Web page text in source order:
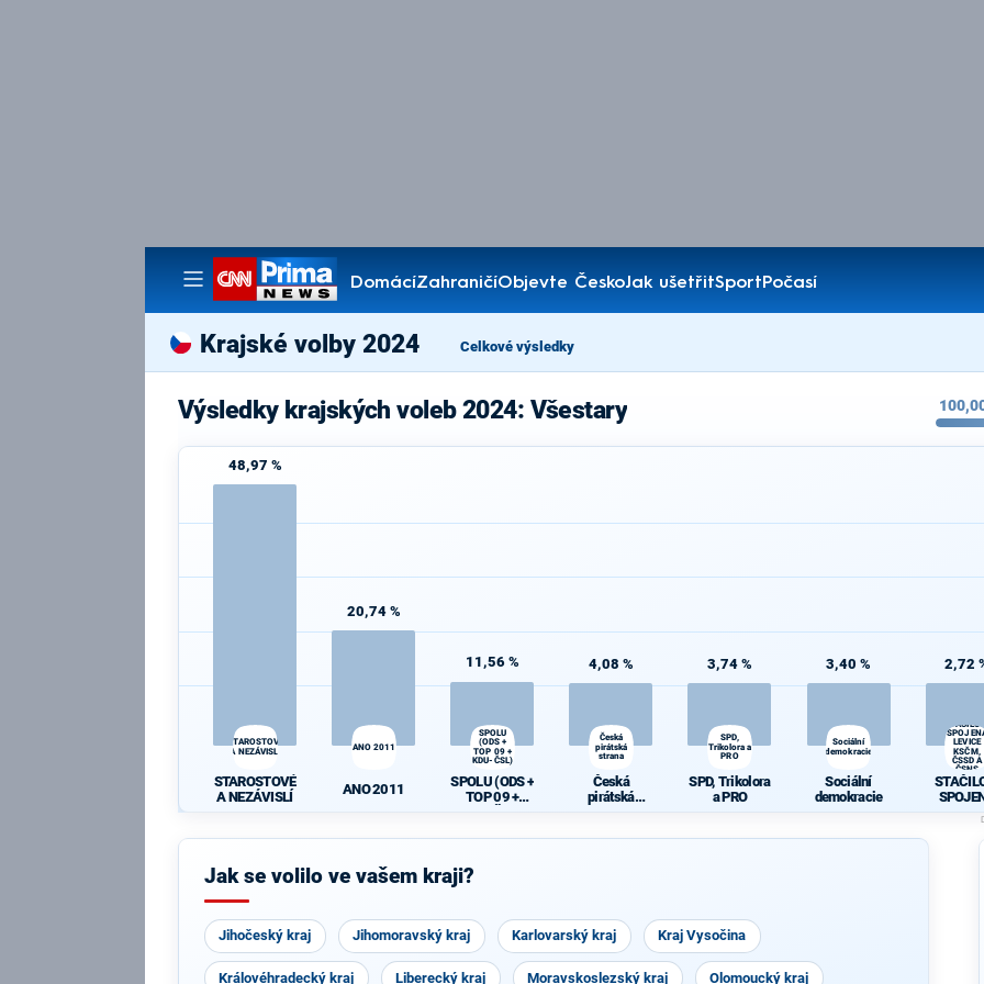
DomácíZahraničíObjevte ČeskoJak ušetřitSportPočasí
Pořady
Krajské volby 2024 Celkové výsledky
Výsledky krajských voleb 2024: Všestary
48,97 %
STAROSTOVÉ
A NEZÁVISLÍ
STAROSTOVÉ
A NEZÁVISLÍ
20,74 %
ANO 2011
ANO 2011
11,56 %
SPOLU
(ODS +
TOP 09 +
KDU-ČSL)
SPOLU (ODS +
TOP 09 +
4,08 %
Česká
pirátská
strana
Česká
pirátská
3,74 %
SPD,
Trikolora a
PRO
SPD, Trikolora
a PRO
3,40 %
Sociální
demokracie
Sociální
demokracie
2,72
STAČILO! -
LEVICE
KSČM,
ČSSD A
ČSNS
KSČM,
A
Jak se volilo ve vašem kraji?
Jihočeský kraj Jihomoravský kraj Karlovarský kraj Kraj Vysočina
Královéhradecký kraj Liberecký kraj Moravskoslezský kraj Olomoucký kraj